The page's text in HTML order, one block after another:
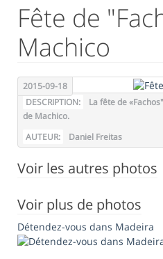
Fête de
Machico
2015-09-18
DESCRIPTION:
La fête de
de Machico.
AUTEUR:
Daniel Freitas
Voir les autres photos
Voir plus de photos
Détendez-vous dans Madeira